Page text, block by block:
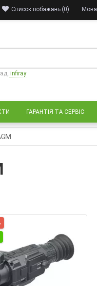
Мова
Список побажань (0)
infiray
ГАРАНТІЯ ТА СЕРВІС